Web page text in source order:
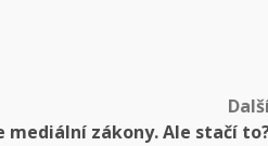
mediální zákony. Ale stačí